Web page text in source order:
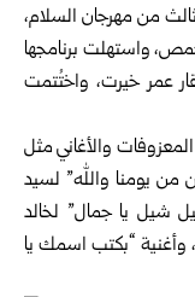
من مهرجان السلام،
واستهلت برنامجها
عمر خيرت، واختُتمت
والأغاني مثل
من يومنا والله” لسيد
شيل يا جمال” لخالد
وأغنية “بكتب اسمك يا